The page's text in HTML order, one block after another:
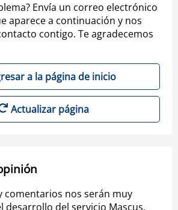
Envía un correo electrónico
aparece a continuación y nos
contigo. Te agradecemos
a la página de inicio
Actualizar página
comentarios nos serán muy
desarrollo del servicio Mascus.